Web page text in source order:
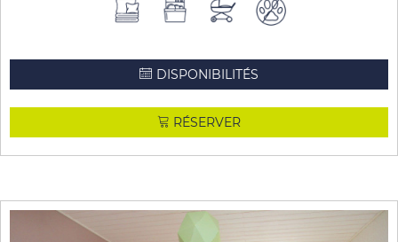
DISPONIBILITÉS
RÉSERVER